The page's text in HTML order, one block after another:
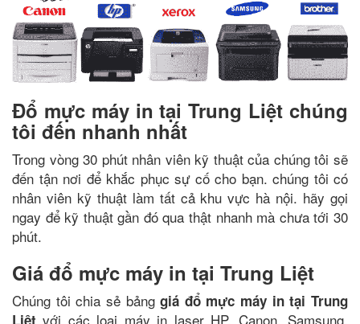
Đổ mực máy in tại Trung Liệt chúng
tôi đến nhanh nhất
Trong vòng 30 phút nhân viên kỹ thuật của chúng tôi sẽ
đến tận nơi để khắc phục sự cố cho bạn. chúng tôi có
nhân viên kỹ thuật làm tất cả khu vực hà nội. hãy gọi
ngay để kỹ thuật gần đó qua thật nhanh mà chưa tới 30
phút.
Giá đổ mực máy in tại Trung Liệt
Chúng tôi chia sẻ bảnggiá đổ mực máy in tại Trung
Liệt với các loại máy in laser HP, Canon, Samsung,